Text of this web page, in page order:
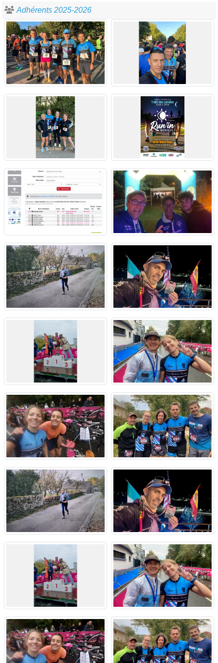
Adhérents 2025-2026